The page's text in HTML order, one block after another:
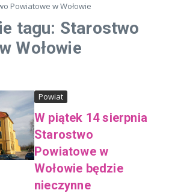
Powiatowe w Wołowie
tagu: Starostwo
Wołowie
Powiat
W piątek 14 sierpnia
Starostwo
Powiatowe w
Wołowie będzie
nieczynne